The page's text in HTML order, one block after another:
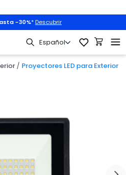
-30%* Descubrir
Proyectores LED para Exterior